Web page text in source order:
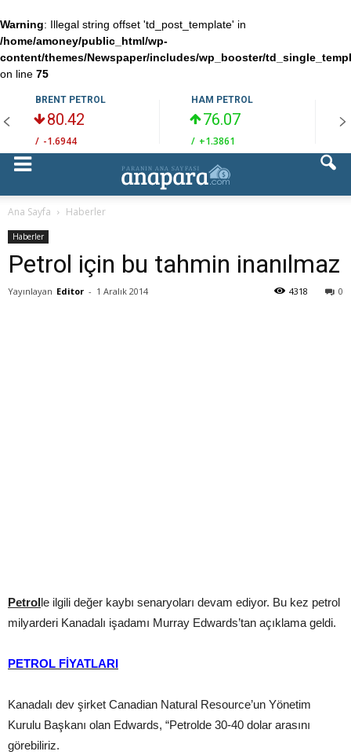
Warning: Illegal string offset 'td_post_template' in
/home/amoney/public_html/wp-
content/themes/Newspaper/includes/wp_booster/
on line 75
BRENT PETROL
80.42
/ -1.6944
HAM PETROL
76.07
/ +1.3861
Ana Sayfa Haberler
Haberler
Petrol için bu tahmin inanılmaz
Yayınlayan Editor - 1 Aralık 2014 0
4318
Petrolle ilgili değer kaybı senaryoları devam ediyor. Bu kez petrol
milyarderi Kanadalı işadamı Murray Edwards’tan açıklama geldi.
PETROL FİYATLARI
Kanadalı dev şirket Canadian Natural Resource’un Yönetim
Kurulu Başkanı olan Edwards, “Petrolde 30-40 dolar arasını
görebiliriz.